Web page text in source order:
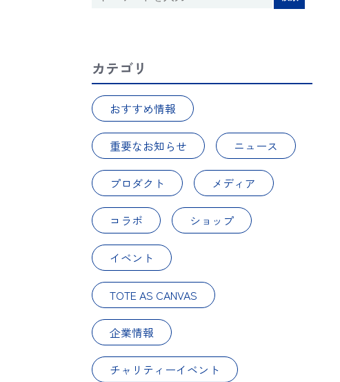
カテゴリ
おすすめ情報
重要なお知らせ ニュース
プロダクト メディア
コラボ ショップ
イベント
TOTE AS CANVAS
企業情報
チャリティーイベント